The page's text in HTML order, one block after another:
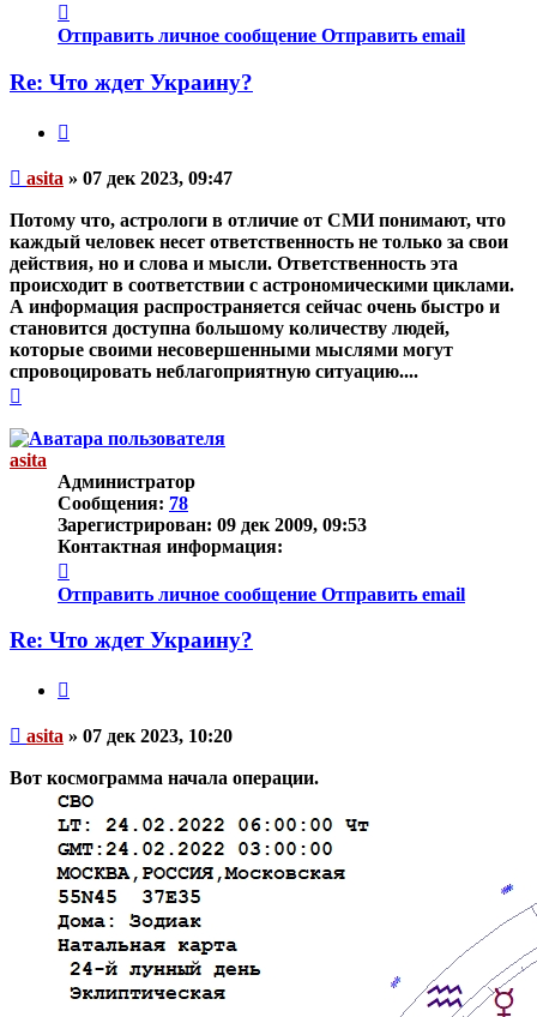
информация
пользователя
Отправить личное сообщение Отправить email
Re: Что ждет Украину?
Непрочитанное
сообщение
asita » 07 дек 2023, 09:47
Потому что, астрологи в отличие от СМИ понимают, что
каждый человек несет ответственность не только за свои
действия, но и слова и мысли. Ответственность эта
происходит в соответствии с астрономическими циклами.
А информация распространяется сейчас очень быстро и
становится доступна большому количеству людей,
которые своими несовершенными мыслями могут
спровоцировать неблагоприятную ситуацию....
началу
asita
Администратор
Сообщения: 78
Зарегистрирован: 09 дек 2009, 09:53
Контактная информация:
информация
пользователя
Отправить личное сообщение Отправить email
Re: Что ждет Украину?
Непрочитанное
сообщение
asita » 07 дек 2023, 10:20
Вот космограмма начала операции.